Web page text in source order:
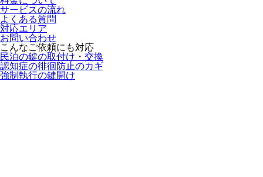
サービスの流れ
よくある質問
対応エリア
お問い合わせ
こんなご依頼にも対応
民泊の鍵の取付け・交換
認知症の徘徊防止のカギ
強制執行の鍵開け